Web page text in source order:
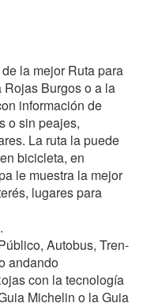
la mejor Ruta para
Burgos o a la
información de
o sin peajes,
La ruta la puede
bicicleta, en
le muestra la mejor
lugares para
Autobus, Tren-
andando
con la tecnología
Michelin o la Guia